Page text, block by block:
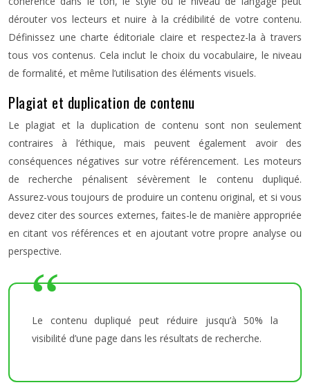
dérouter vos lecteurs et nuire à la crédibilité de votre contenu.
Définissez une charte éditoriale claire et respectez-la à travers
tous vos contenus. Cela inclut le choix du vocabulaire, le niveau
de formalité, et même l’utilisation des éléments visuels.
Plagiat et duplication de contenu
Le plagiat et la duplication de contenu sont non seulement
contraires à l’éthique, mais peuvent également avoir des
conséquences négatives sur votre référencement. Les moteurs
de recherche pénalisent sévèrement le contenu dupliqué.
Assurez-vous toujours de produire un contenu original, et si vous
devez citer des sources externes, faites-le de manière appropriée
en citant vos références et en ajoutant votre propre analyse ou
perspective.
Le contenu dupliqué peut réduire jusqu’à 50% la
visibilité d’une page dans les résultats de recherche.